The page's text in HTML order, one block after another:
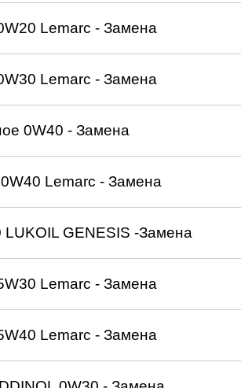
Lemarc - Замена
Lemarc - Замена
0W40 - Замена
Lemarc - Замена
GENESIS -Замена
Lemarc - Замена
Lemarc - Замена